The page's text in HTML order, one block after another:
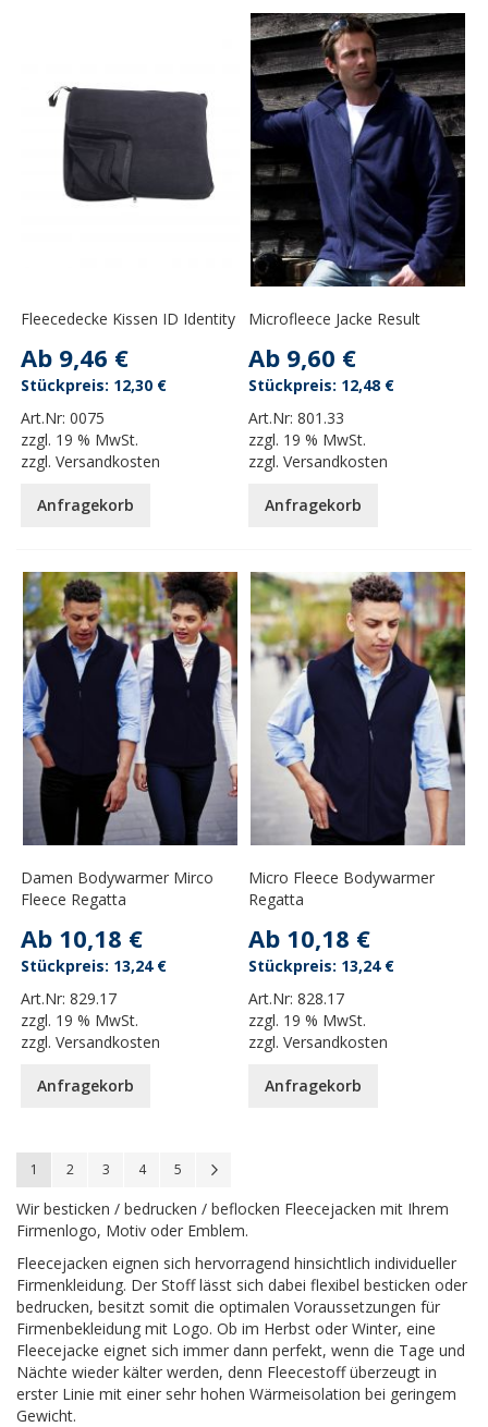
Fleecedecke Kissen ID Identity
Ab 9,46 €
Art.Nr:0075
zzgl. 19 % MwSt.
zzgl.Versandkosten
12,30 €
Anfragekorb
Microfleece Jacke Result
Ab 9,60 €
Art.Nr:801.33
zzgl. 19 % MwSt.
zzgl.Versandkosten
12,48 €
Anfragekorb
Damen Bodywarmer Mirco
Fleece Regatta
Ab 10,18 €
Art.Nr:829.17
zzgl. 19 % MwSt.
zzgl.Versandkosten
13,24 €
Anfragekorb
Micro Fleece Bodywarmer
Regatta
Ab 10,18 €
Art.Nr:828.17
zzgl. 19 % MwSt.
zzgl.Versandkosten
13,24 €
Anfragekorb
Seite
You're currently reading page
1 Seite
2 Seite
3 Seite
4 Seite
5
Wir besticken / bedrucken / beflocken Fleecejacken mit Ihrem
Firmenlogo, Motiv oder Emblem.
Fleecejacken eignen sich hervorragend hinsichtlich individueller
Firmenkleidung. Der Stoff lässt sich dabei flexibel besticken oder
bedrucken, besitzt somit die optimalen Voraussetzungen für
Firmenbekleidung mit Logo. Ob im Herbst oder Winter, eine
Fleecejacke eignet sich immer dann perfekt, wenn die Tage und
Nächte wieder kälter werden, denn Fleecestoff überzeugt in
erster Linie mit einer sehr hohen Wärmeisolation bei geringem
Gewicht.